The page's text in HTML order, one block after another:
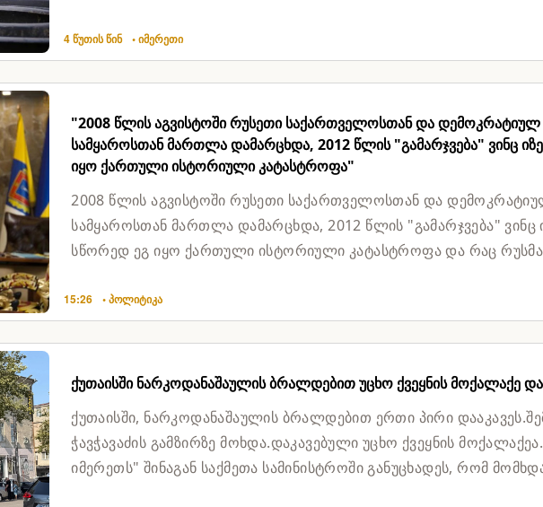
4 წუთის წინ • იმერეთი
"2008 წლის აგვისტოში რუსეთი საქართველოსთან და დემოკრატიულ
სამყაროსთან მართლა დამარცხდა, 2012 წლის "გამარჯვება" ვინც
იყო ქართული ისტორიული კატასტროფა"
2008 წლის აგვისტოში რუსეთი საქართველოსთან და
სამყაროსთან მართლა დამარცხდა, 2012 წლის "გამარჯვება" ვინც
სწორედ ეგ იყო ქართული ისტორიული კატასტროფა და რაც
15:26 • პოლიტიკა
ქუთაისში ნარკოდანაშაულის ბრალდებით უცხო ქვეყნის მოქალაქე
ქუთაისში, ნარკოდანაშაულის ბრალდებით ერთი პირი
ჭავჭავაძის გამზირზე მოხდა.დაკავებული უცხო ქვეყნის
იმერეთს" შინაგან საქმეთა სამინისტროში განუცხადეს, რომ